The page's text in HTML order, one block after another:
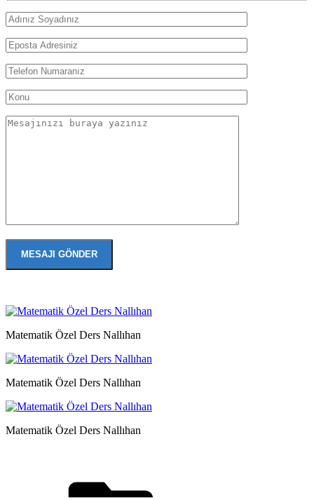
Matematik Özel Ders Nallıhan
Matematik Özel Ders Nallıhan
Matematik Özel Ders Nallıhan